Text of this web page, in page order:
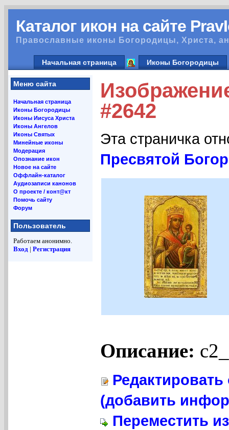
Каталог икон на сайте
Православные иконы Богородицы, Христа,
Начальная страница Иконы Богородицы
Меню сайта
Начальная страница
Иконы Богородицы
Иконы Иисуса Христа
Иконы Ангелов
Иконы Святых
Минейные иконы
Модерация
Опознание икон
Новое на сайте
Оффлайн-каталог
Аудиозаписи канонов
О проекте / конт@кт
Помочь сайту
Форум
Пользователь
Работаем анонимно.
Вход | Регистрация
#2642
Эта страничка
Пресвятой
Описание:
(добавить
Переместить